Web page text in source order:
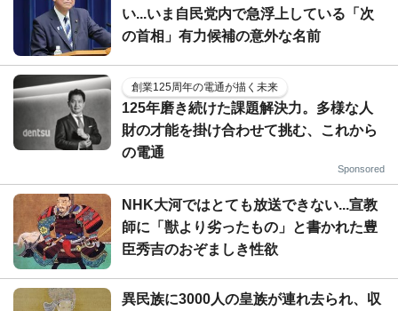
い...いま自民党内で急浮上している「次
の首相」有力候補の意外な名前
創業125周年の電通が描く未来
125年磨き続けた課題解決力。多様な人
財の才能を掛け合わせて挑む、これから
の電通
Sponsored
NHK大河ではとても放送できない...宣教
師に「獣より劣ったもの」と書かれた豊
臣秀吉のおぞましき性欲
異民族に3000人の皇族が連れ去られ、収